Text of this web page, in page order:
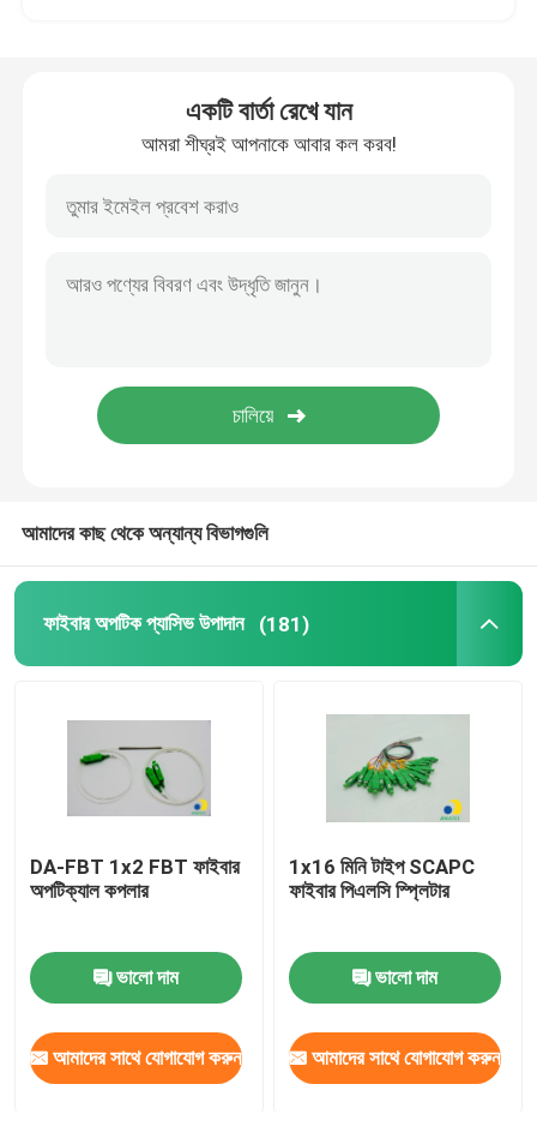
ফাইবার অপটিক সক্রিয় উপাদান
ফাইবার অপটিক ম্যানেজমেন্ট সিস্টেম
ফাইবার অপটিক তারের
ফাইবার অপটিক টেস্টিং সরঞ্জাম
FTTx নেটওয়ার্ক সলিউশন
অন্যরা
একটি বার্তা রেখে যান
আমরা শীঘ্রই আপনাকে আবার কল করব!
আমাদের কাছ থেকে অন্যান্য বিভাগগুলি
ফাইবার অপটিক প্যাসিভ উপাদান (181)
DA-FBT 1x2 FBT ফাইবার
অপটিক্যাল কপলার
ভালো দাম
আমাদের সাথে যোগাযোগ করুন
1x16 মিনি টাইপ SCAPC
ফাইবার পিএলসি স্প্লিটার
ভালো দাম
আমাদের সাথে যোগাযোগ করুন